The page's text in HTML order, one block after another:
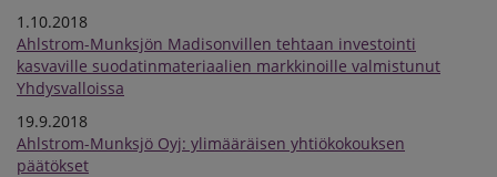
1.10.2018
Ahlstrom-Munksjön Madisonvillen tehtaan investointi
kasvaville suodatinmateriaalien markkinoille valmistunut
Yhdysvalloissa
19.9.2018
Ahlstrom-Munksjö Oyj: ylimääräisen yhtiökokouksen
päätökset